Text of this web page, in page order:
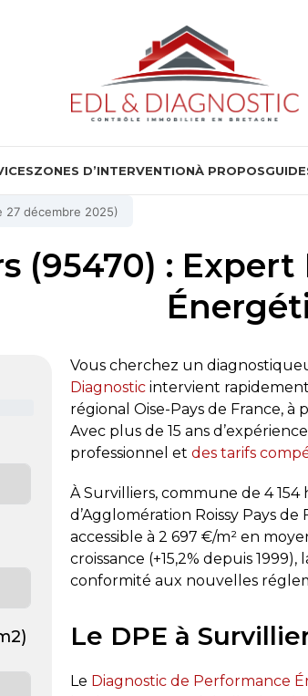
ZONES D’INTERVENTIONÀ PROPOS
27 décembre 2025)
(95470) :
Vous cherchez un
Diagnostic intervient
régional Oise-Pays de France, à
Avec plus de 15 ans
professionnel etdes tarifs
À Survilliers, commune de 4
d’Agglomération Roissy Pays
accessible à 2 697 €/m² en
croissance (+15,2% depuis
conformité aux nouvelles
Le DPE à
Le Diagnostic de Performance